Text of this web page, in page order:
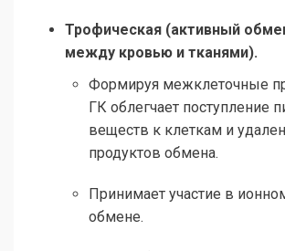
Трофическая (активный
между кровью и тканями).
Формируя межклеточные
ГК облегчает поступление
веществ к клеткам и
продуктов обмена.
Принимает участие в
обмене.